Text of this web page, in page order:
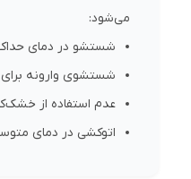
می‌شود:
شستشو در دمای حداکثر 30
شستشوی وارونه
عدم استفاده از
اتوکشی در دمای